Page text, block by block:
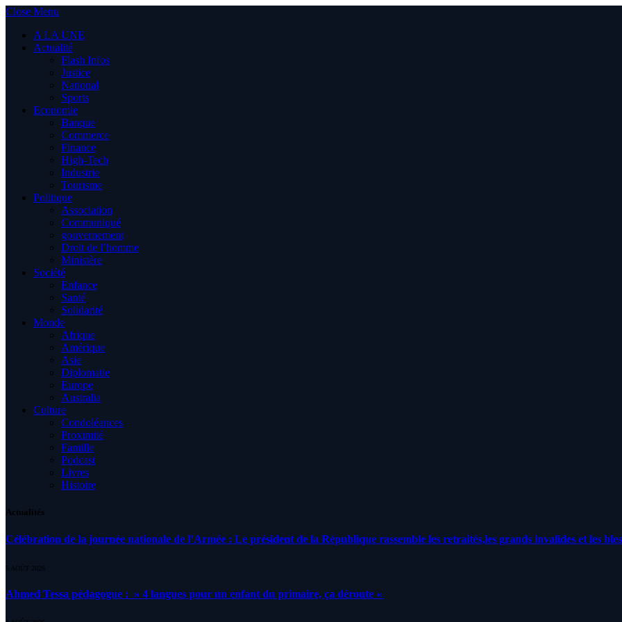
Close Menu
A LA UNE
Actualité
Flash Infos
Justice
National
Sports
Economie
Banque
Commerce
Finance
High-Tech
Industrie
Tourisme
Politique
Association
Communiqué
gouvernement
Droit de l’homme
Ministère
Société
Enfance
Santé
Solidarité
Monde
Afrique
Amérique
Asie
Diplomatie
Europe
Australia
Culture
Condoléances
Proximité
Famille
Podcast
Livres
Histoire
Actualités
Célébration de la journée nationale de l’Armée : Le président de la République rassemble les retraités,les grands invalides et les
5 AOÛT 2026
Ahmed Tessa pédagogue : » 4 langues pour un enfant du primaire, ça déroute «